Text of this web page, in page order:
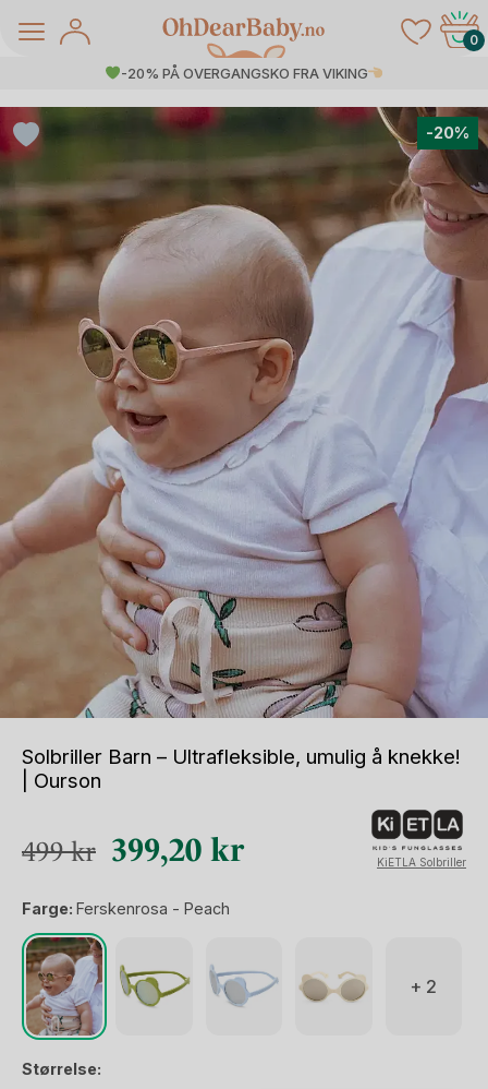
0
-20% PÅ OVERGANGSKO FRA VIKING
-20%
Solbriller Barn – Ultrafleksible, umulig å knekke!
| Ourson
499kr Opprinnelig
var:
499 kr.
399,20krNåværende
KiETLA Solbriller
Farge: Ferskenrosa - Peach
+ 2
Størrelse: